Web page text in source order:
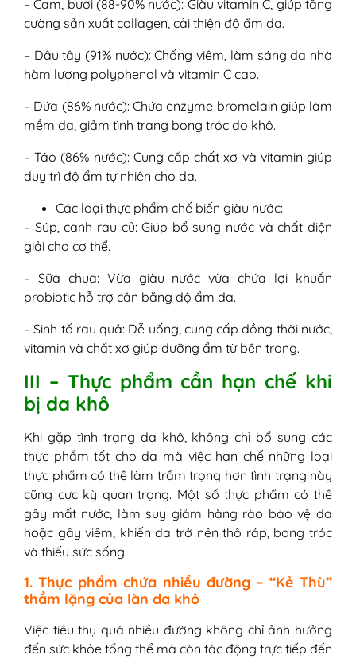
– Cam, bưởi (88-90% nước): Giàu vitamin C, giúp tăng
cường sản xuất collagen, cải thiện độ ẩm da.
– Dâu tây (91% nước): Chống viêm, làm sáng da nhờ
hàm lượng polyphenol và vitamin C cao.
– Dứa (86% nước): Chứa enzyme bromelain giúp làm
mềm da, giảm tình trạng bong tróc do khô.
– Táo (86% nước): Cung cấp chất xơ và vitamin giúp
duy trì độ ẩm tự nhiên cho da.
Các loại thực phẩm chế biến giàu nước:
– Súp, canh rau củ: Giúp bổ sung nước và chất điện
giải cho cơ thể.
– Sữa chua: Vừa giàu nước vừa chứa lợi khuẩn
probiotic hỗ trợ cân bằng độ ẩm da.
– Sinh tố rau quả: Dễ uống, cung cấp đồng thời nước,
vitamin và chất xơ giúp dưỡng ẩm từ bên trong.
III – Thực phẩm cần hạn chế khi
bị da khô
Khi gặp tình trạng da khô, không chỉ bổ sung các
thực phẩm tốt cho da mà việc hạn chế những loại
thực phẩm có thể làm trầm trọng hơn tình trạng này
cũng cực kỳ quan trọng. Một số thực phẩm có thể
gây mất nước, làm suy giảm hàng rào bảo vệ da
hoặc gây viêm, khiến da trở nên thô ráp, bong tróc
và thiếu sức sống.
1. Thực phẩm chứa nhiều đường – “Kẻ Thù”
thầm lặng của làn da khô
Việc tiêu thụ quá nhiều đường không chỉ ảnh hưởng
đến sức khỏe tổng thể mà còn tác động trực tiếp đến